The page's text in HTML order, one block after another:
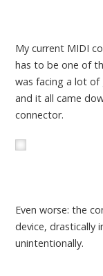
My current MIDI
has to be one of
was facing a lot
and it all came
connector.
Even worse: the
device, drastically
unintentionally.